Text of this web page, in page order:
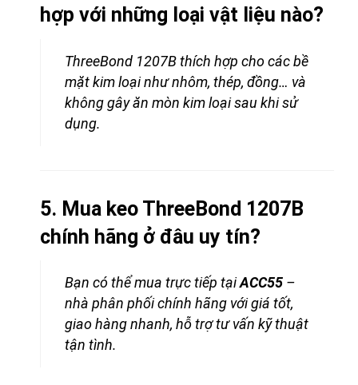
hợp với những loại vật liệu nào?
ThreeBond 1207B thích hợp cho các bề
mặt kim loại như nhôm, thép, đồng… và
không gây ăn mòn kim loại sau khi sử
dụng.
5. Mua keo ThreeBond 1207B
chính hãng ở đâu uy tín?
Bạn có thể mua trực tiếp tạiACC55 –
nhà phân phối chính hãng với giá tốt,
giao hàng nhanh, hỗ trợ tư vấn kỹ thuật
tận tình.